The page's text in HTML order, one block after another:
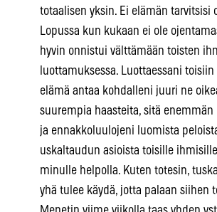
totaalisen yksin. Ei elämän tarvitsisi
Lopussa kun kukaan ei ole
hyvin onnistui välttämään toisten
luottamuksessa. Luottaessani
elämä antaa kohdalleni juuri ne
suurempia haasteita, sitä
ja ennakkoluulojeni luomista
uskaltaudun asioista toisille
minulle helpolla. Kuten totesin,
yhä tulee käydä, jotta palaan siihen